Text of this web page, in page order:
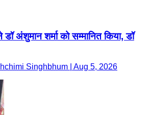
डॉ अंशुमान शर्मा को सम्मानित किया, डॉ
Singhbhum | Aug 5, 2026